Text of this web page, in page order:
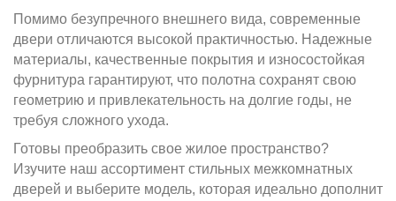
Помимо безупречного внешнего вида, современные
двери отличаются высокой практичностью. Надежные
материалы, качественные покрытия и износостойкая
фурнитура гарантируют, что полотна сохранят свою
геометрию и привлекательность на долгие годы, не
требуя сложного ухода.
Готовы преобразить свое жилое пространство?
Изучите наш ассортимент стильных межкомнатных
дверей и выберите модель, которая идеально дополнит